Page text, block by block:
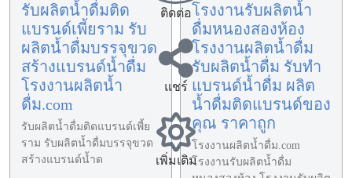
รับผลิตน้ำดื่มติด
แบรนด์เพี้ยราม รับ
ผลิตน้ำดื่มบรรจุขวด
สร้างแบรนด์น้ำดื่ม
โรงงานผลิตน้ำ
ดื่ม.com
รับผลิตน้ำดื่มติดแบรนด์เพี้ย
ราม รับผลิตน้ำดื่มบรรจุขวด
สร้างแบรนด์น้ำด
โรงงานรับผลิตน้ำ
ดื่มหนองสองห้อง
โรงงานผลิตน้ำดื่ม
รับผลิตน้ำดื่ม รับทำ
แบรนด์น้ำดื่ม ผลิต
น้ำดื่มติดแบรนด์ของ
คุณ ราคาถูก
โรงงานผลิตน้ำดื่ม.com
โรงงานรับผลิตน้ำดื่ม
ติดต่อ
แชร์
เพิ่มเติม